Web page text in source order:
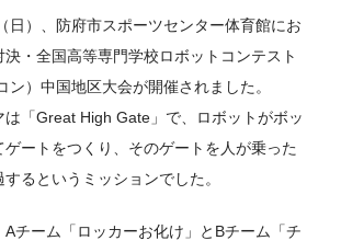
日）、防府市スポーツセンター体育館にお
・全国高等専門学校ロボットコンテスト
ン）中国地区大会が開催されました。
は「Great High Gate」で、ロボットがボッ
ゲートをつくり、そのゲートを人が乗った
るというミッションでした。
チーム「ロッカーお化け」とBチーム「チ